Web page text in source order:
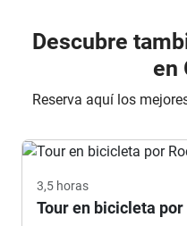
Descubre
en
Reserva aquí los
3,5 horas
Tour en bicicleta